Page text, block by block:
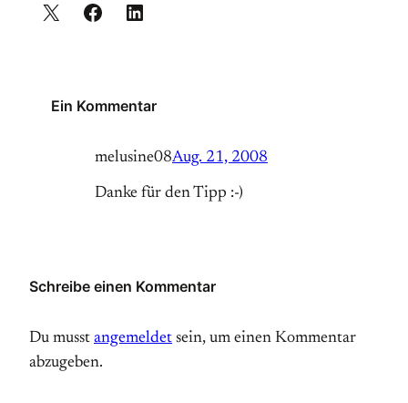
Ein Kommentar
melusine08Aug. 21, 2008
Danke für den Tipp :-)
Schreibe einen Kommentar
Du musst angemeldet sein, um einen Kommentar
abzugeben.